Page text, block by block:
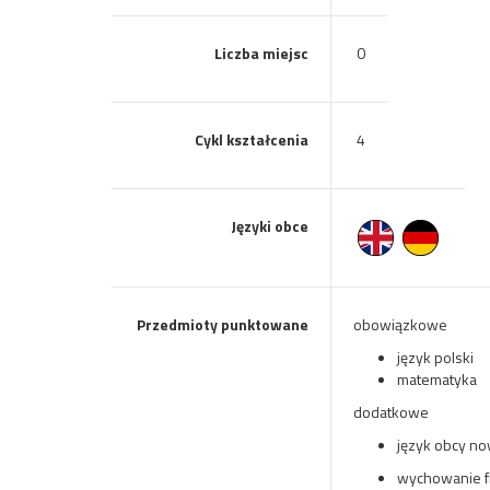
Liczba miejsc 0
Cykl kształcenia 4
Języki obce
Przedmioty punktowane
obowiązkowe
język polski
matematyka
dodatkowe
język obcy
wychowanie